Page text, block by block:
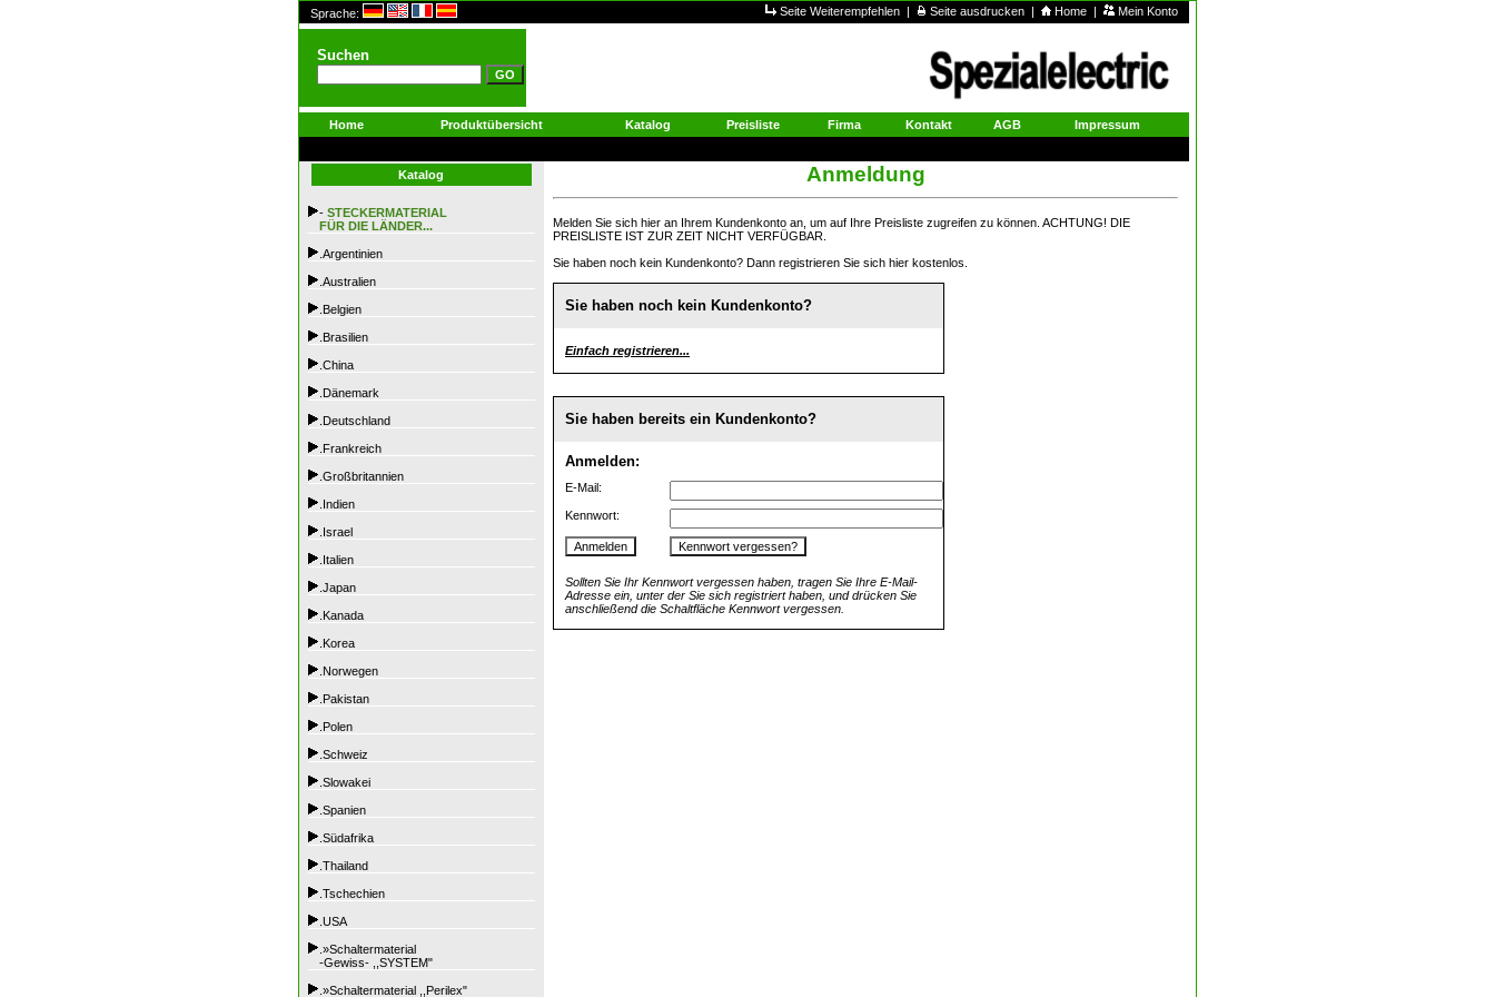
Sprache: Seite Weiterempfehlen | Seite ausdrucken | Home | Mein Konto
Suchen
Home Produktübersicht Katalog Preisliste Firma Kontakt AGB Impressum
Katalog
- STECKERMATERIAL
FÜR DIE LÄNDER...
.Argentinien
.Australien
.Belgien
.Brasilien
.China
.Dänemark
.Deutschland
.Frankreich
.Großbritannien
.Indien
.Israel
.Italien
.Japan
.Kanada
.Korea
.Norwegen
.Pakistan
.Polen
.Schweiz
.Slowakei
.Spanien
.Südafrika
.Thailand
.Tschechien
.USA
.»Schaltermaterial
-Gewiss- ,,SYSTEM"
.»Schaltermaterial ,,Perilex"
Anmeldung
Melden Sie sich hier an Ihrem Kundenkonto an, um auf Ihre Preisliste zugreifen zu können. ACHTUNG! DIE
PREISLISTE IST ZUR ZEIT NICHT VERFÜGBAR.
Sie haben noch kein Kundenkonto? Dann registrieren Sie sich hier kostenlos.
Sie haben noch kein Kundenkonto?
Einfach registrieren...
Sie haben bereits ein Kundenkonto?
Anmelden:
E-Mail:
Kennwort:
Sollten Sie Ihr Kennwort vergessen haben, tragen Sie Ihre E-Mail-
Adresse ein, unter der Sie sich registriert haben, und drücken Sie
anschließend die Schaltfläche Kennwort vergessen.